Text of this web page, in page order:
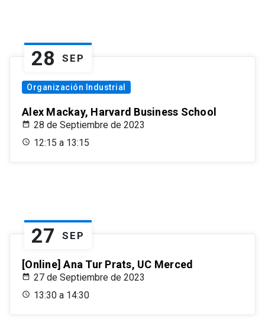
28 SEP
Organización Industrial
Alex Mackay, Harvard Business School
28 de Septiembre de 2023
12:15 a 13:15
27 SEP
[Online] Ana Tur Prats, UC Merced
27 de Septiembre de 2023
13:30 a 14:30